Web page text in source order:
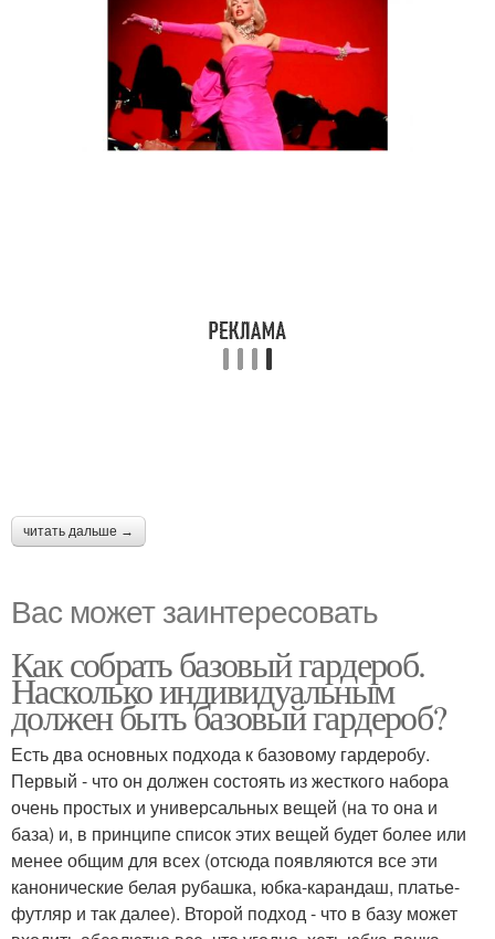
читать дальше →
Вас может заинтересовать
Как собрать базовый гардероб.
Насколько индивидуальным
должен быть базовый гардероб?
Есть два основных подхода к базовому гардеробу.
Первый - что он должен состоять из жесткого набора
очень простых и универсальных вещей (на то она и
база) и, в принципе список этих вещей будет более или
менее общим для всех (отсюда появляются все эти
канонические белая рубашка, юбка-карандаш, платье-
футляр и так далее). Второй подход - что в базу может